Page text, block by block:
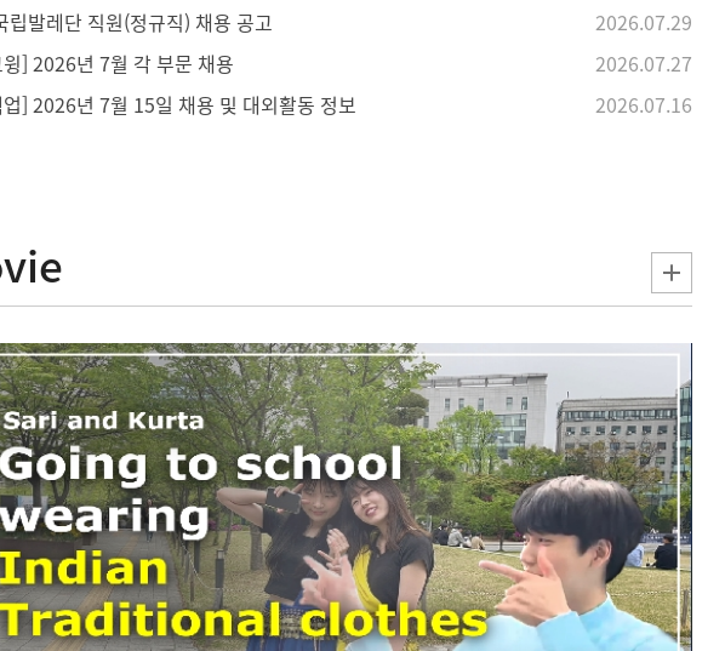
립발레단 직원(정규직) 채용 공고
2026.07.29
] 2026년 7월 각 부문 채용
2026.07.27
] 2026년 7월 15일 채용 및 대외활동 정보
2026.07.16